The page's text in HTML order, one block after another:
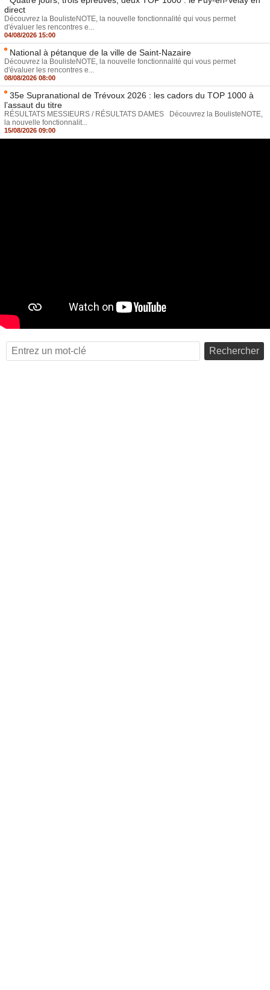
direct
Découvrez la BoulisteNOTE, la nouvelle fonctionnalité qui vous permet
d'évaluer les rencontres e...
04/08/2026 15:00
National à pétanque de la ville de Saint-Nazaire
Découvrez la BoulisteNOTE, la nouvelle fonctionnalité qui vous permet
d'évaluer les rencontres e...
08/08/2026 08:00
35e Supranational de Trévoux 2026 : les cadors du TOP 1000 à
l’assaut du titre
RÉSULTATS MESSIEURS / RÉSULTATS DAMES Découvrez la BoulisteNOTE,
la nouvelle fonctionnalit...
15/08/2026 09:00
Rechercher